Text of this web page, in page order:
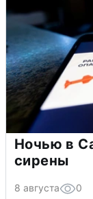
Ночью в
сирены
8 августа 0